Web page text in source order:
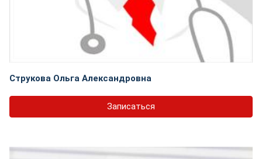
Струкова Ольга Александровна
Записаться